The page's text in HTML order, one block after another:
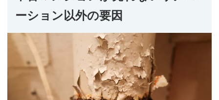
ーション以外の要因